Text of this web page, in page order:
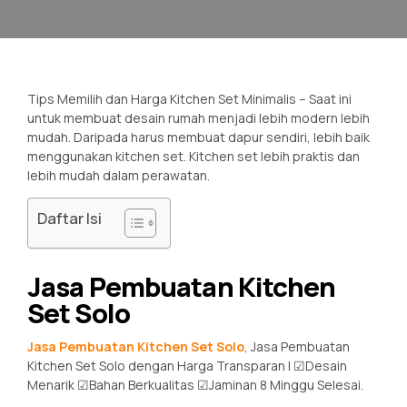
Tips Memilih dan Harga Kitchen Set Minimalis – Saat ini
untuk membuat desain rumah menjadi lebih modern lebih
mudah. Daripada harus membuat dapur sendiri, lebih baik
menggunakan kitchen set. Kitchen set lebih praktis dan
lebih mudah dalam perawatan.
Daftar Isi
Jasa Pembuatan Kitchen
Set Solo
Jasa Pembuatan Kitchen Set Solo, Jasa Pembuatan
Kitchen Set Solo dengan Harga Transparan | ☑Desain
Menarik ☑Bahan Berkualitas ☑Jaminan 8 Minggu Selesai.